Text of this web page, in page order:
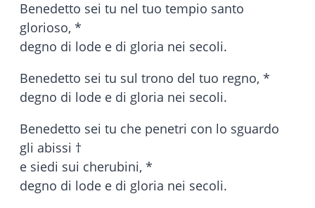
Benedetto sei tu nel tuo tempio santo
glorioso, *
degno di lode e di gloria nei secoli.
Benedetto sei tu sul trono del tuo regno, *
degno di lode e di gloria nei secoli.
Benedetto sei tu che penetri con lo sguardo
gli abissi †
e siedi sui cherubini, *
degno di lode e di gloria nei secoli.